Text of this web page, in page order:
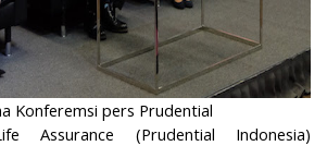
Konferemsi pers Prudential
Assurance (Prudential Indonesia)